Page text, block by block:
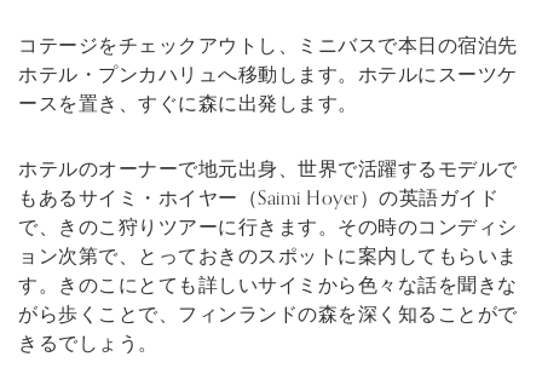
コテージをチェックアウトし、ミニバスで本日の宿泊先
ホテル・プンカハリュへ移動します。ホテルにスーツケ
ースを置き、すぐに森に出発します。
ホテルのオーナーで地元出身、世界で活躍するモデルで
もあるサイミ・ホイヤー（Saimi Hoyer）の英語ガイド
で、きのこ狩りツアーに行きます。その時のコンディシ
ョン次第で、とっておきのスポットに案内してもらいま
す。きのこにとても詳しいサイミから色々な話を聞きな
がら歩くことで、フィンランドの森を深く知ることがで
きるでしょう。